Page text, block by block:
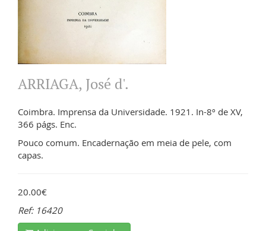
ARRIAGA, José d'.
Coimbra. Imprensa da Universidade. 1921. In-8º de XV,
366 págs. Enc.
Pouco comum. Encadernação em meia de pele, com
capas.
20.00€
Ref: 16420